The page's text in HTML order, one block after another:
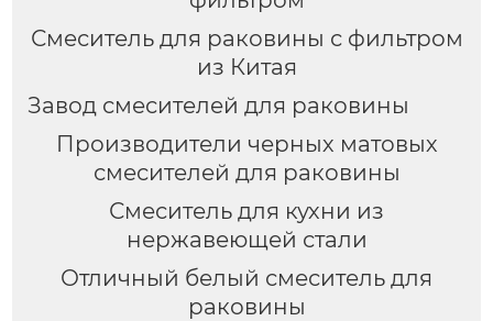
Смеситель для раковины с фильтром
из Китая
Завод смесителей для раковины
Производители черных матовых
смесителей для раковины
Смеситель для кухни из
нержавеющей стали
Отличный белый смеситель для
раковины